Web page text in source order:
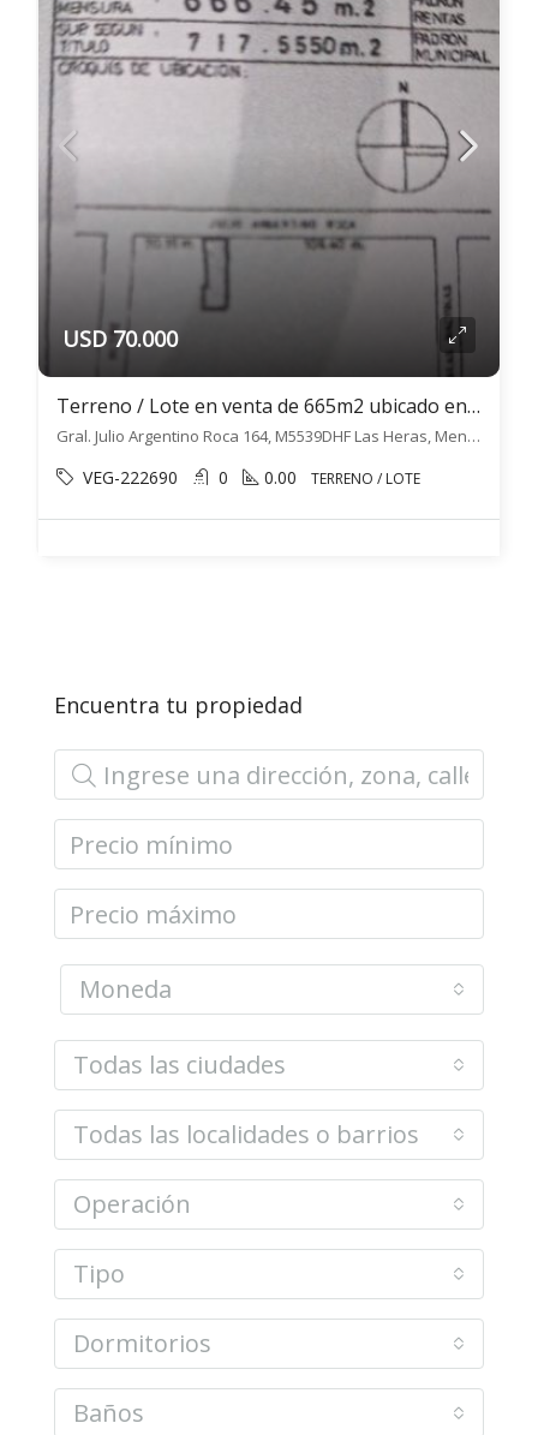
USD 70.000
Terreno / Lote en venta de 665m2 ubicado en Las Heras
Gral. Julio Argentino Roca 164, M5539DHF Las Heras, Mendoza, Argentina, Las Heras, Las Heras
VEG-222690 0 0.00 TERRENO / LOTE
Encuentra tu propiedad
Moneda
Todas las ciudades
Todas las localidades o barrios
Operación
Tipo
Dormitorios
Baños